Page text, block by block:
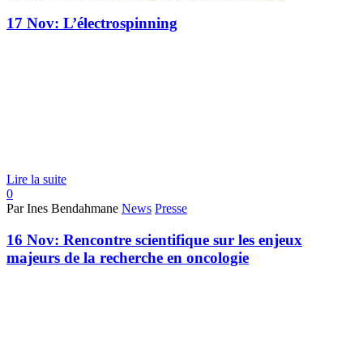
17 Nov: L’électrospinning
Lire la suite
0
Par Ines Bendahmane News Presse
16 Nov: Rencontre scientifique sur les enjeux
majeurs de la recherche en oncologie